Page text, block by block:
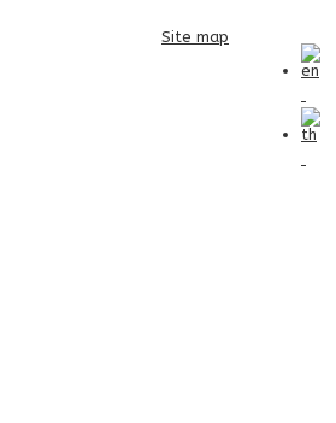
Site map